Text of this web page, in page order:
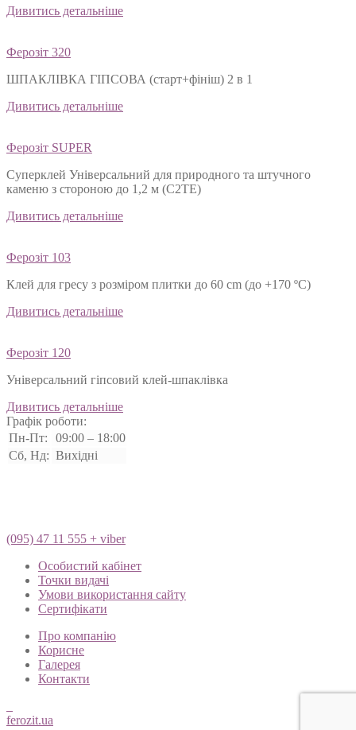
Дивитись детальніше
Ферозіт 320
ШПАКЛІВКА ГІПСОВА (старт+фініш) 2 в 1
Дивитись детальніше
Ферозіт SUPER
Суперклей Універсальний для природного та штучного
каменю з стороною до 1,2 м (C2TЕ)
Дивитись детальніше
Ферозіт 103
Клей для гресу з розміром плитки до 60 cm (до +170 ºС)
Дивитись детальніше
Ферозіт 120
Універсальний гіпсовий клей-шпаклівка
Дивитись детальніше
Графік роботи:
Пн-Пт:
09:00 – 18:00
Сб, Нд: Вихідні
(095) 47 11 555 + viber
Особистий кабінет
Точки видачі
Умови використання сайту
Сертифікати
Про компанію
Корисне
Галерея
Контакти
ferozit.ua